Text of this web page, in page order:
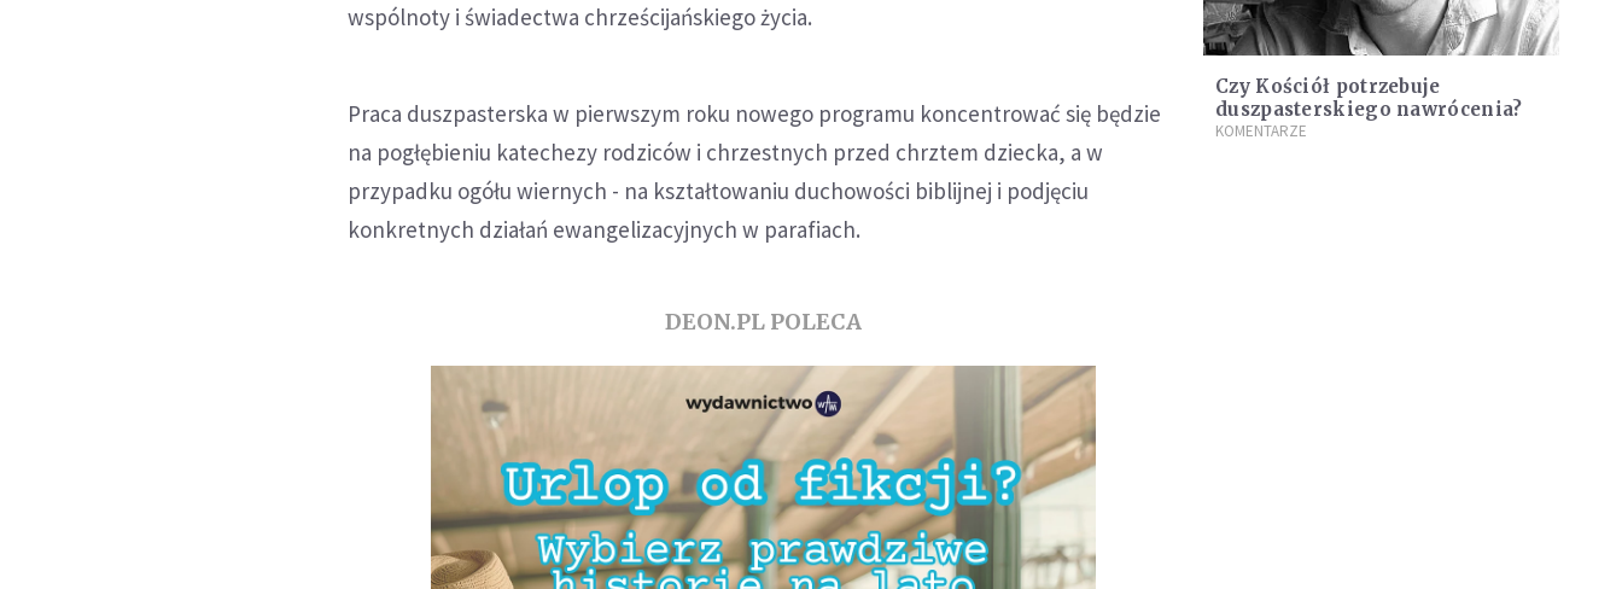
wspólnoty i świadectwa chrześcijańskiego życia.
Praca duszpasterska w pierwszym roku nowego programu koncentrować się będzie
na pogłębieniu katechezy rodziców i chrzestnych przed chrztem dziecka, a w
przypadku ogółu wiernych - na kształtowaniu duchowości biblijnej i podjęciu
konkretnych działań ewangelizacyjnych w parafiach.
DEON.PL POLECA
Czy Kościół potrzebuje
duszpasterskiego nawrócenia?
KOMENTARZE